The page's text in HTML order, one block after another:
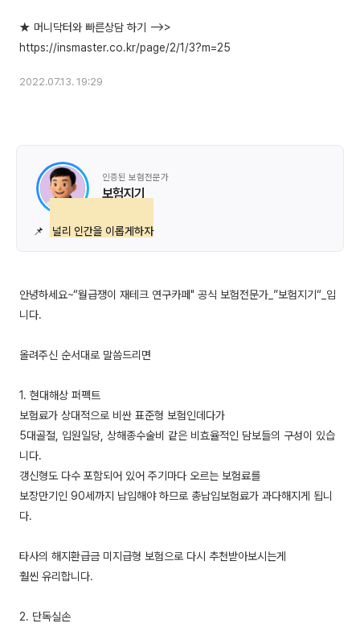
★ 머니닥터와 빠른상담 하기 -->>
2022.07.13. 19:29
인증된 보험전문가
보험지기
📌 널리 인간을 이롭게하자
안녕하세요~“월급쟁이 재테크 연구카페" 공식 보험전문가_”보험지기“_입
니다.
올려주신 순서대로 말씀드리면
1. 현대해상 퍼펙트
보험료가 상대적으로 비싼 표준형 보험인데다가
5대골절, 입원일당, 상해종수술비 같은 비효율적인 담보들의 구성이 있습
니다.
갱신형도 다수 포함되어 있어 주기마다 오르는 보험료를
보장만기인 90세까지 납입해야 하므로 총납입보험료가 과다해지게 됩니
다.
타사의 해지환급금 미지급형 보험으로 다시 추천받아보시는게
훨씬 유리합니다.
2. 단독실손